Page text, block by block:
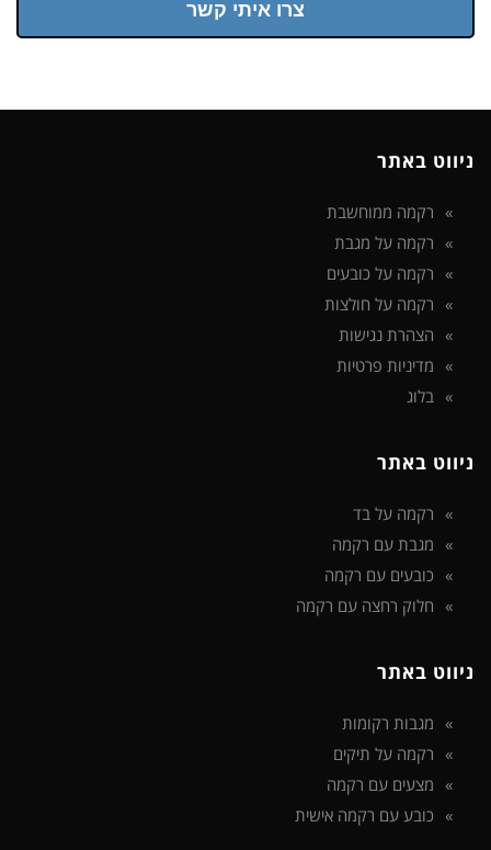
צרו איתי קשר
ניווט באתר
רקמה ממוחשבת
רקמה על מגבת
רקמה על כובעים
רקמה על חולצות
הצהרת נגישות
מדיניות פרטיות
בלוג
ניווט באתר
רקמה על בד
מגבת עם רקמה
כובעים עם רקמה
חלוק רחצה עם רקמה
ניווט באתר
מגבות רקומות
רקמה על תיקים
מצעים עם רקמה
כובע עם רקמה אישית